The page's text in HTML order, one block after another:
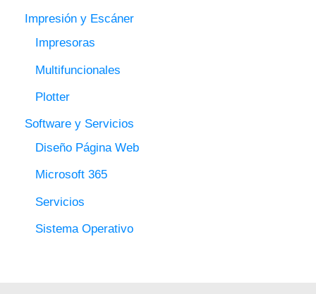
Impresión y Escáner
Impresoras
Multifuncionales
Plotter
Software y Servicios
Diseño Página Web
Microsoft 365
Servicios
Sistema Operativo